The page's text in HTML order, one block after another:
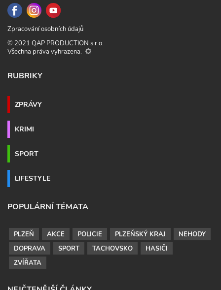
Zpracování osobních údajů
© 2021 QAP PRODUCTION s.r.o.
Všechna práva vyhrazena.
RUBRIKY
ZPRÁVY
KRIMI
SPORT
LIFESTYLE
POPULÁRNÍ TÉMATA
PLZEŇ AKCE POLICIE PLZEŇSKÝ KRAJ
NEHODY
DOPRAVA
SPORT TACHOVSKO
HASIČI
ZVÍŘATA